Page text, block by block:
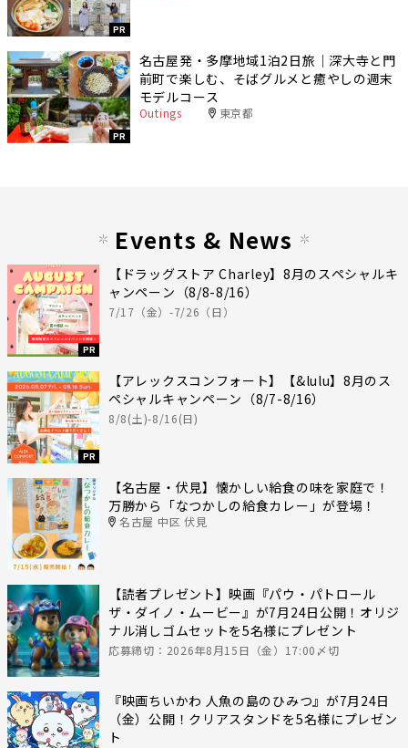
PR
PR
名古屋発・多摩地域1泊2日旅｜深大寺と門
前町で楽しむ、そばグルメと癒やしの週末
モデルコース
Outings 東京都
Events & News
PR
【ドラッグストア Charley】8月のスペシャルキ
ャンペーン（8/8-8/16）
7/17（金）-7/26（日）
PR
【アレックスコンフォート】【&lulu】8月のス
ペシャルキャンペーン（8/7-8/16）
8/8(土)-8/16(日)
【名古屋・伏見】懐かしい給食の味を家庭で！
万勝から「なつかしの給食カレー」が登場！
名古屋 中区 伏見
【読者プレゼント】映画『パウ・パトロール
ザ・ダイノ・ムービー』が7月24日公開！オリジ
ナル消しゴムセットを5名様にプレゼント
応募締切：2026年8月15日（金）17:00〆切
『映画ちいかわ 人魚の島のひみつ』が7月24日
（金）公開！クリアスタンドを5名様にプレゼン
ト